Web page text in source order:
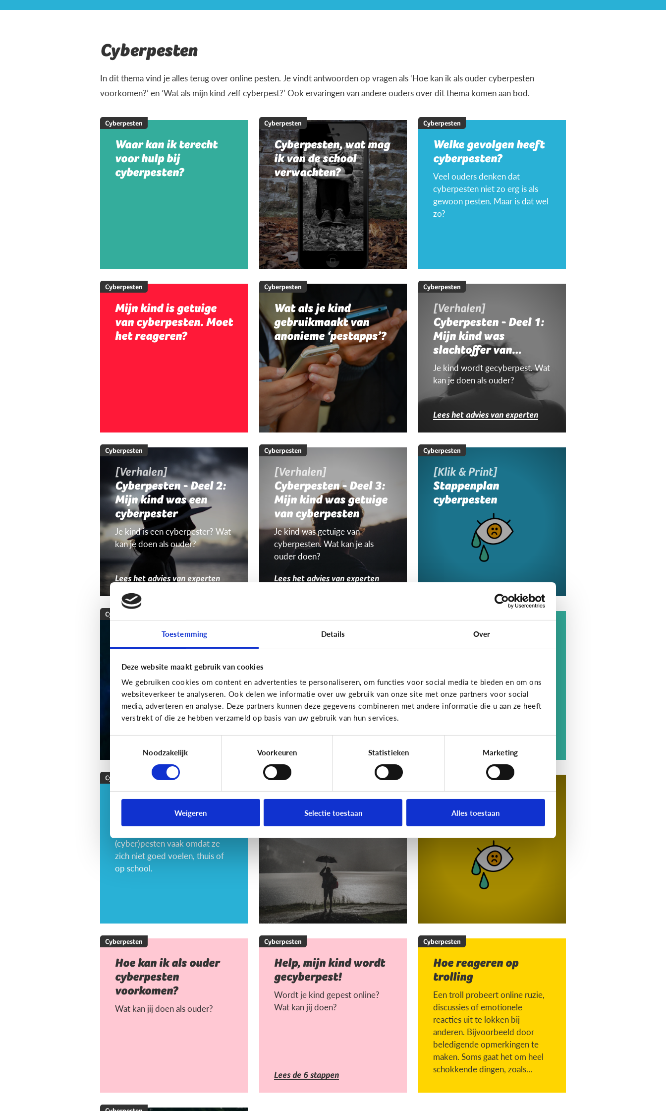
Toestemming Details Over
Deze website maakt gebruik van cookies
We gebruiken cookies om content en advertenties te personaliseren, om functies voor social media te bieden en om ons
websiteverkeer te analyseren. Ook delen we informatie over uw gebruik van onze site met onze partners voor social
media, adverteren en analyse. Deze partners kunnen deze gegevens combineren met andere informatie die u aan ze heeft
verstrekt of die ze hebben verzameld op basis van uw gebruik van hun services.
Noodzakelijk
Voorkeuren Statistieken Marketing
Weigeren Selectie toestaan Alles toestaan
Cyberpesten
In dit thema vind je alles terug over online pesten. Je vindt antwoorden op vragen als ‘Hoe kan ik als ouder cyberpesten
voorkomen?’ en ‘Wat als mijn kind zelf cyberpest?’ Ook ervaringen van andere ouders over dit thema komen aan bod.
Cyberpesten
Waar kan ik terecht
voor hulp bij
cyberpesten?
Cyberpesten
Cyberpesten, wat mag
ik van de school
verwachten?
Cyberpesten
Welke gevolgen heeft
cyberpesten?
Veel ouders denken dat
cyberpesten niet zo erg is als
gewoon pesten. Maar is dat wel
zo?
Cyberpesten
Mijn kind is getuige
van cyberpesten. Moet
het reageren?
Cyberpesten
Wat als je kind
gebruikmaakt van
anonieme ‘pestapps’?
Cyberpesten
[Verhalen]
Cyberpesten - Deel 1:
Mijn kind was
slachtoffer van
cyberpesten
Je kind wordt gecyberpest. Wat
kan je doen als ouder?
Lees het advies van experten
Cyberpesten
[Verhalen]
Cyberpesten - Deel 2:
Mijn kind was een
cyberpester
Je kind is een cyberpester? Wat
kan je doen als ouder?
Lees het advies van experten
Cyberpesten
[Verhalen]
Cyberpesten - Deel 3:
Mijn kind was getuige
van cyberpesten
Je kind was getuige van
cyberpesten. Wat kan je als
ouder doen?
Lees het advies van experten
Cyberpesten
[Klik & Print]
Stappenplan
cyberpesten
Cyberpesten
Welke tieners lopen
een groter risico op
cyberpesten?
Zijn het dezelfde
kinderen die
gewoon pesten?
Wat is cyberpesten?
Niet elke negatieve actie van
cyberpesten. Er is pas sprake
van pesten als negatief gedrag
drie kenmerken heeft ...
Cyberpesten
Wat als … mijn kind
zelf cyberpest?
(cyber)pesten vaak omdat ze
zich niet goed voelen, thuis of
op school.
Cyberpesten
Hoe kan ik herkennen
dat mijn kind gepest
wordt?
5 tips voor als je kind
slachtoffer is van
cyberpesten
Cyberpesten
Hoe kan ik als ouder
cyberpesten
voorkomen?
Wat kan jij doen als ouder?
Cyberpesten
Help, mijn kind wordt
gecyberpest!
Wordt je kind gepest online?
Wat kan jij doen?
Lees de 6 stappen
Cyberpesten
Hoe reageren op
trolling
Een troll probeert online ruzie,
discussies of emotionele
reacties uit te lokken bij
anderen. Bijvoorbeeld door
beledigende opmerkingen te
maken. Soms gaat het om heel
schokkende dingen, zoals
gestorven is.